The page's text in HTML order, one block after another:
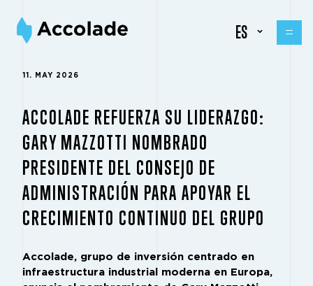
ES
11. MAY 2026
ACCOLADE REFUERZA SU LIDERAZGO:
GARY MAZZOTTI NOMBRADO
PRESIDENTE DEL CONSEJO DE
ADMINISTRACIÓN PARA APOYAR EL
CRECIMIENTO CONTINUO DEL GRUPO
Accolade, grupo de inversión centrado en
infraestructura industrial moderna en Europa,